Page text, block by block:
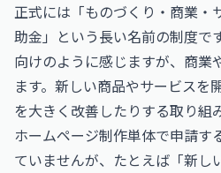
正式には「ものづくり・商業・
助金」という長い名前の制度で
向けのように感じますが、商業
ます。新しい商品やサービスを
を大きく改善したりする取り組
ホームページ制作単体で申請す
ていませんが、たとえば「新し